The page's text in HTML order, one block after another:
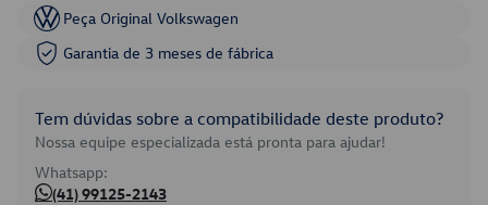
Peça Original Volkswagen
Garantia de 3 meses de fábrica
Tem dúvidas sobre a compatibilidade deste produto?
Nossa equipe especializada está pronta para ajudar!
Whatsapp:
(41) 99125-2143